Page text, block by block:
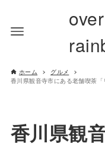
ホーム
グルメ
香川県観音寺市にある老舗喫茶「
香川県観